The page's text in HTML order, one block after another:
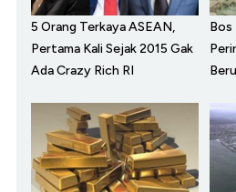
5 Orang Terkaya ASEAN,
Pertama Kali Sejak 2015 Gak
Ada Crazy Rich RI
Bos